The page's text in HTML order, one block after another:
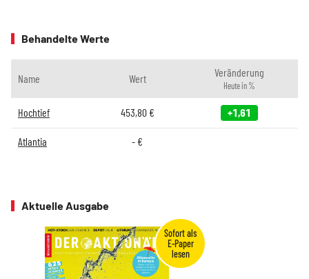
Behandelte Werte
Name Wert Veränderung
Heute in %
Hochtief 453,80€ +1,61
Atlantia - €
Aktuelle Ausgabe